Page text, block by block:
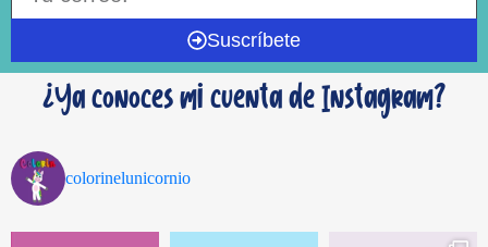
Suscríbete
¿Ya conoces mi cuenta de Instagram?
colorinelunicornio